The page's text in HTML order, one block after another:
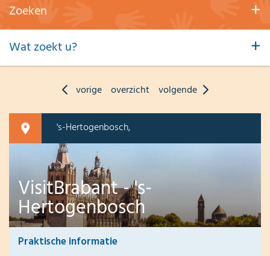
Zoeken
Wat zoekt u?
vorige overzicht volgende
's-Hertogenbosch,
VisitBrabant - 's-
Hertogenbosch
Praktische informatie